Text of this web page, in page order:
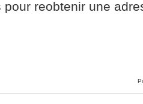
pour reobtenir une